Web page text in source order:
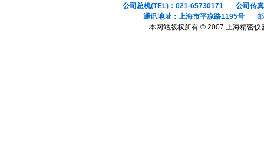
公司总机(TEL)：021-65730171 公司传真
通讯地址：上海市平凉路1195号 邮
本网站版权所有 © 2007 上海精密仪